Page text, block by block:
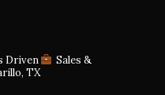
Driven
Sales &
TX